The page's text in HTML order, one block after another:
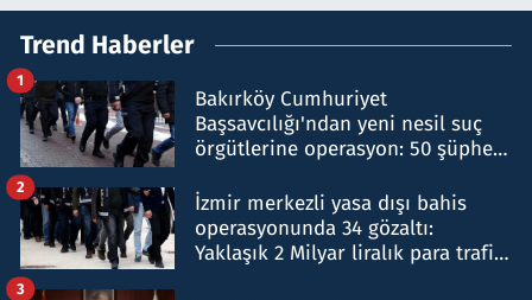
Trend Haberler
Bakırköy Cumhuriyet
Başsavcılığı'ndan yeni nesil suç
örgütlerine operasyon: 50 şüpheli
1
İzmir merkezli yasa dışı bahis
operasyonunda 34 gözaltı:
Yaklaşık 2 Milyar liralık para trafiği
2
3